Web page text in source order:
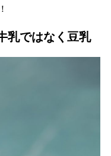
乳ではなく豆乳